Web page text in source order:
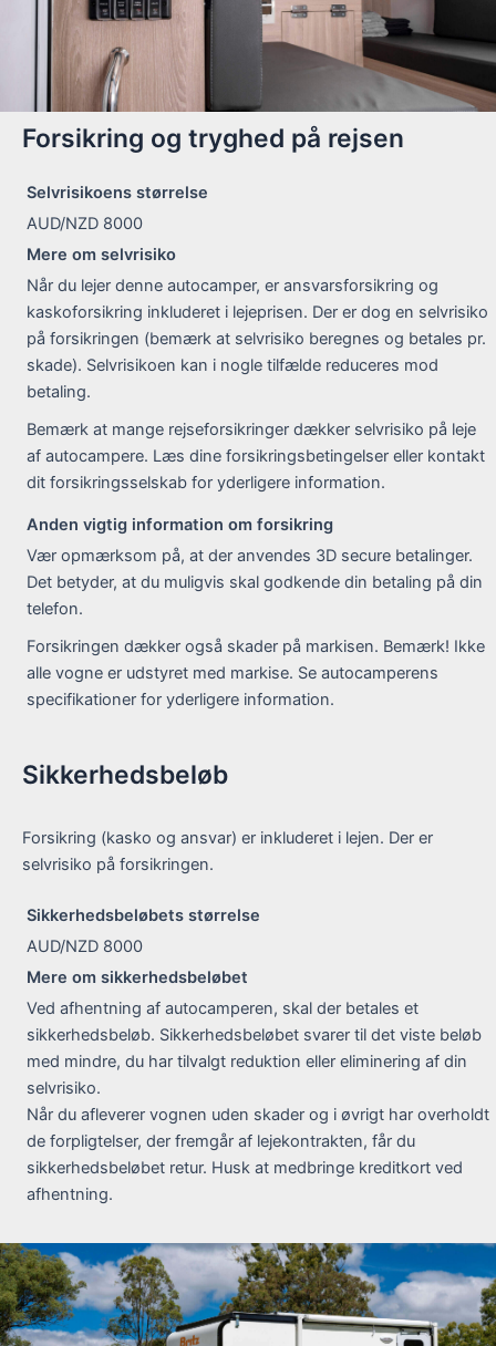
Forsikring og tryghed på rejsen
Selvrisikoens størrelse
AUD/NZD 8000
Mere om selvrisiko
Når du lejer denne autocamper, er ansvarsforsikring og
kaskoforsikring inkluderet i lejeprisen. Der er dog en selvrisiko
på forsikringen (bemærk at selvrisiko beregnes og betales pr.
skade). Selvrisikoen kan i nogle tilfælde reduceres mod
betaling.
Bemærk at mange rejseforsikringer dækker selvrisiko på leje
af autocampere. Læs dine forsikringsbetingelser eller kontakt
dit forsikringsselskab for yderligere information.
Anden vigtig information om forsikring
Vær opmærksom på, at der anvendes 3D secure betalinger.
Det betyder, at du muligvis skal godkende din betaling på din
telefon.
Forsikringen dækker også skader på markisen. Bemærk! Ikke
alle vogne er udstyret med markise. Se autocamperens
specifikationer for yderligere information.
Sikkerhedsbeløb
Forsikring (kasko og ansvar) er inkluderet i lejen. Der er
selvrisiko på forsikringen.
Sikkerhedsbeløbets størrelse
AUD/NZD 8000
Mere om sikkerhedsbeløbet
Ved afhentning af autocamperen, skal der betales et
sikkerhedsbeløb. Sikkerhedsbeløbet svarer til det viste beløb
med mindre, du har tilvalgt reduktion eller eliminering af din
selvrisiko.
Når du afleverer vognen uden skader og i øvrigt har overholdt
de forpligtelser, der fremgår af lejekontrakten, får du
sikkerhedsbeløbet retur. Husk at medbringe kreditkort ved
afhentning.